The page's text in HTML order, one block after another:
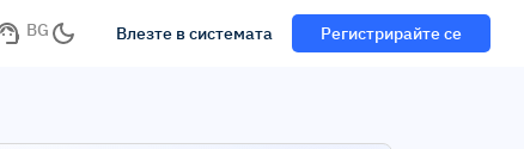
BG Влезте в системата Регистрирайте се